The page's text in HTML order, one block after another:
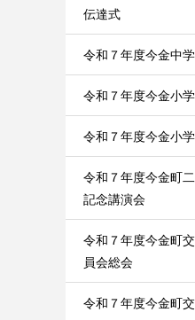
伝達式
令和７年度今金中
令和７年度今金小
令和７年度今金小
令和７年度今金町
記念講演会
令和７年度今金町
員会総会
令和７年度今金町